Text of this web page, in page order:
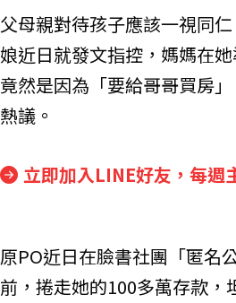
父母親對待孩子應該一視同
娘近日就發文指控，媽媽在
竟然是因為「要給哥哥買房
熱議。
立即加入LINE好友，每週
原PO近日在臉書社團「匿名
前，捲走她的100多萬存款